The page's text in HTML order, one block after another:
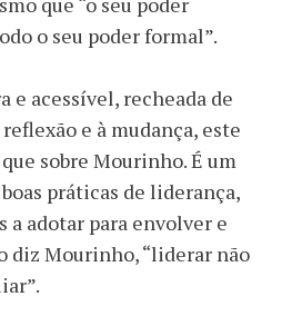
o seu poder formal”.
e acessível, recheada de
e à mudança, este
sobre Mourinho. É um
práticas de liderança,
a adotar para envolver e
diz Mourinho, “liderar não